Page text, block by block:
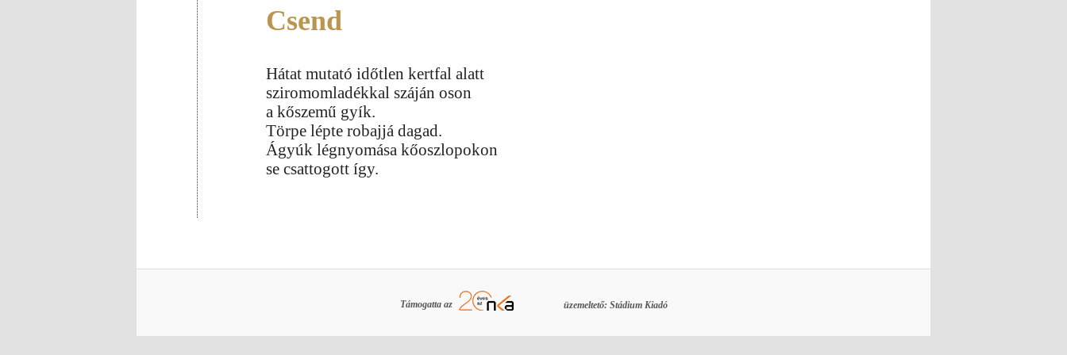
Csend
Hátat mutató időtlen kertfal alatt
sziromomladékkal száján oson
a kőszemű gyík.
Törpe lépte robajjá dagad.
Ágyúk légnyomása kőoszlopokon
se csattogott így.
Támogatta az üzemeltető: Stádium Kiadó